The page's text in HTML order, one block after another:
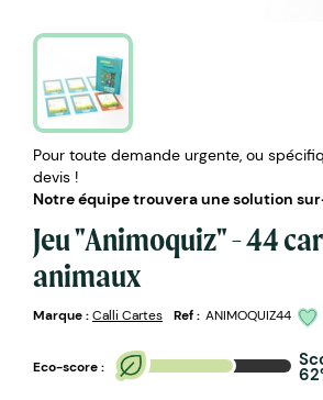
Pour toute demande urgente, ou
devis !
Notre équipe trouvera une solution
Jeu "Animoquiz" - 44
animaux
Marque :Calli Cartes Ref : ANIMOQUIZ44
Eco-score :